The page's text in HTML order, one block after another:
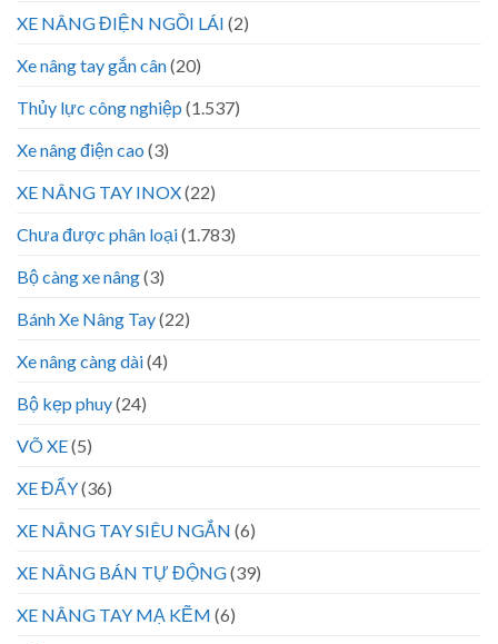
XE NÂNG ĐIỆN NGỒI LÁI (2)
Xe nâng tay gắn cân(20)
Thủy lực công nghiệp (1.537)
Xe nâng điện cao (3)
XE NÂNG TAY INOX(22)
Chưa được phân loại(1.783)
Bộ càng xe nâng(3)
Bánh Xe Nâng Tay(22)
Xe nâng càng dài(4)
Bộ kẹp phuy(24)
VÕ XE(5)
XE ĐẨY(36)
XE NÂNG TAY SIÊU NGẮN (6)
XE NÂNG BÁN TỰ ĐỘNG(39)
XE NÂNG TAY MẠ KẼM (6)